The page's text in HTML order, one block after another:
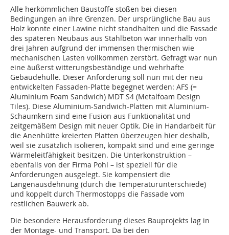
Alle herkömmlichen Baustoffe stoßen bei diesen
Bedingungen an ihre Grenzen. Der ursprüngliche Bau aus
Holz konnte einer Lawine nicht standhalten und die Fassade
des späteren Neubaus aus Stahlbeton war innerhalb von
drei Jahren aufgrund der immensen thermischen wie
mechanischen Lasten vollkommen zerstört. Gefragt war nun
eine äußerst witterungsbeständige und wehrhafte
Gebäudehülle. Dieser Anforderung soll nun mit der neu
entwickelten Fassaden-Platte begegnet werden: AFS ­(=
Aluminium Foam Sandwich) MDT S4 (Metalfoam Design
Tiles). Diese Aluminium-Sandwich-Platten mit Aluminium-
Schaumkern sind eine Fusion aus Funktionalität und
zeitgemäßem Design mit neuer Optik. Die in Handarbeit für
die Anenhütte kreierten Platten überzeugen hier deshalb,
weil sie zusätzlich isolieren, kompakt sind und eine geringe
Wärmeleit­fähigkeit besitzen. Die Unter­konstruktion –
ebenfalls von der Firma Pohl – ist speziell für die
Anforderungen ausgelegt. Sie kompensiert die
Längenausdehnung (durch die Temperaturunterschiede)
und koppelt durch Thermostopps die Fassade vom
restlichen Bauwerk ab.
Die besondere Herausforderung dieses Bauprojekts lag in
der Montage- und Transport. Da bei den